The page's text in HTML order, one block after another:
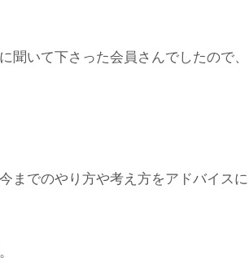
聞いて下さった会員さんでしたので、
までのやり方や考え方をアドバイスに